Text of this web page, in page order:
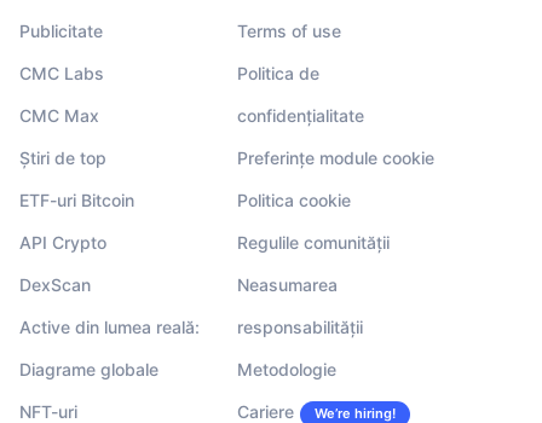
Publicitate
CMC Labs
CMC Max
Știri de top
ETF-uri Bitcoin
API Crypto
DexScan
Active din lumea reală:
Diagrame globale
NFT-uri
Terms of use
Politica de
confidențialitate
Preferințe module cookie
Politica cookie
Regulile comunității
Neasumarea
responsabilității
Metodologie
Cariere We’re hiring!